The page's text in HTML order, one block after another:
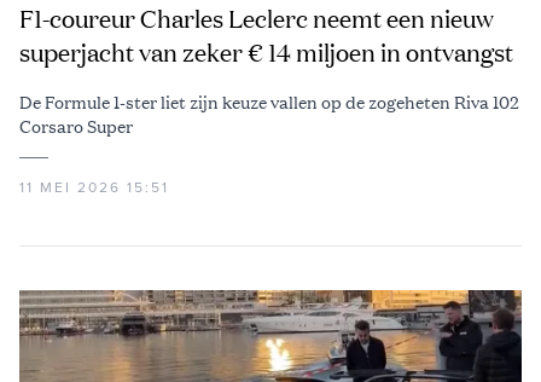
F1-coureur Charles Leclerc neemt een nieuw
superjacht van zeker € 14 miljoen in ontvangst
De Formule 1-ster liet zijn keuze vallen op de zogeheten Riva 102
Corsaro Super
11 MEI 2026 15:51